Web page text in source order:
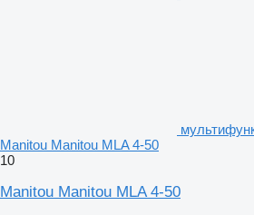
Manitou Manitou MLA 4-50
10
Manitou Manitou MLA 4-50